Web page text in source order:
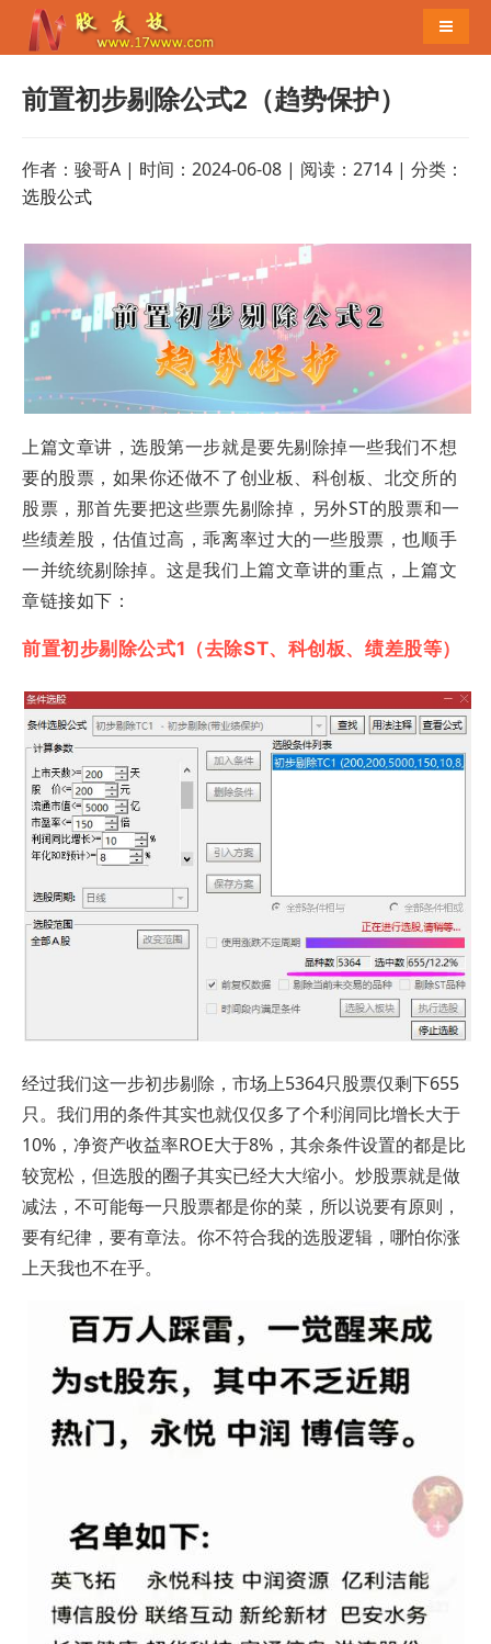
导航切
前置初步剔除公式2（趋势保护）
作者：骏哥A | 时间：2024-06-08 | 阅读：2714 | 分类：
选股公式
上篇文章讲，选股第一步就是要先剔除掉一些我们不想
要的股票，如果你还做不了创业板、科创板、北交所的
股票，那首先要把这些票先剔除掉，另外ST的股票和一
些绩差股，估值过高，乖离率过大的一些股票，也顺手
一并统统剔除掉。这是我们上篇文章讲的重点，上篇文
章链接如下：
前置初步剔除公式1（去除ST、科创板、绩差股等）
经过我们这一步初步剔除，市场上5364只股票仅剩下655
只。我们用的条件其实也就仅仅多了个利润同比增长大于
10%，净资产收益率ROE大于8%，其余条件设置的都是比
较宽松，但选股的圈子其实已经大大缩小。炒股票就是做
减法，不可能每一只股票都是你的菜，所以说要有原则，
要有纪律，要有章法。你不符合我的选股逻辑，哪怕你涨
上天我也不在乎。